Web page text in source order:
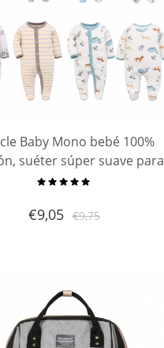
Baby Mono bebé 100%
suéter súper suave para
las estaciones, pijama de
€9,05 €9,75